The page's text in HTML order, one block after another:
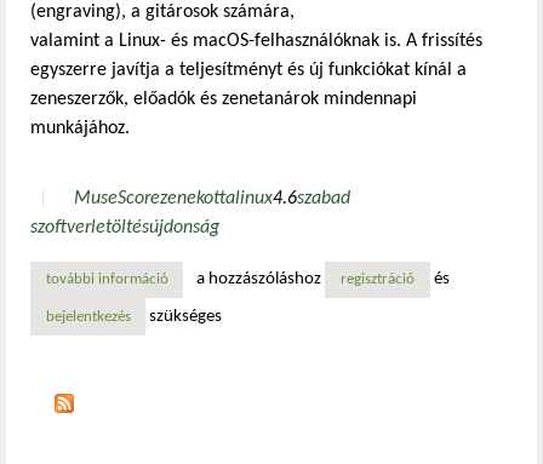
(engraving), a gitárosok számára,
valamint a Linux- és macOS-felhasználóknak is. A frissítés
egyszerre javítja a teljesítményt és új funkciókat kínál a
zeneszerzők, előadók és zenetanárok mindennapi
munkájához.
MuseScorezenekottalinux4.6szabad
szoftverletöltésújdonság
további információmusescore studio 4.6 – nagyszabású frissítés a nyílt
a hozzászóláshoz regisztráció és
bejelentkezés szükséges